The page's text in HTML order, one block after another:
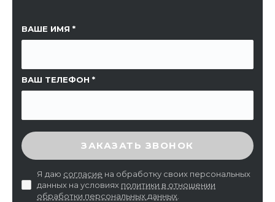
ВАШЕ ИМЯ
ВАШ ТЕЛЕФОН
ССЫЛКА НА СТРАНИЦУ
ВВЕДИТЕ ПРОВЕРОЧНЫЙ КОД
ЗАКАЗАТЬ ЗВОНОК
Я даю согласие на обработку своих персональных
данных на условиях политики в отношении
обработки персональных данных.